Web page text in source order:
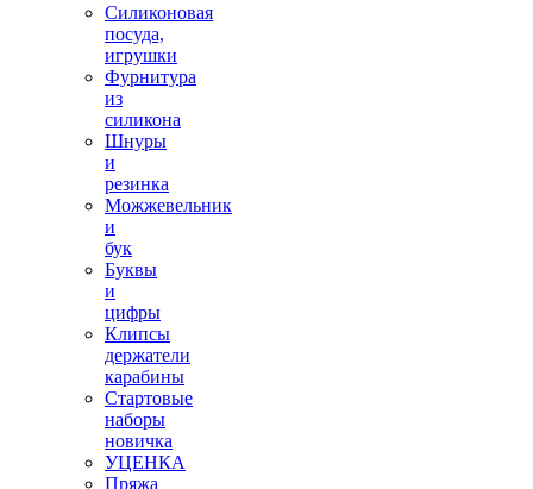
Силиконовая
посуда,
игрушки
Фурнитура
из
силикона
Шнуры
и
резинка
Можжевельник
и
бук
Буквы
и
цифры
Клипсы
держатели
карабины
Стартовые
наборы
новичка
УЦЕНКА
Пряжа